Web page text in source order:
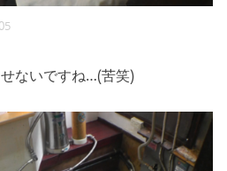
ないですね…(苦笑)